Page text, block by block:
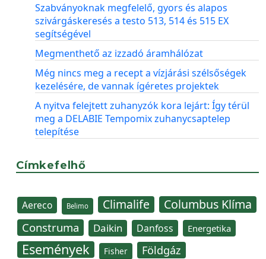
Szabványoknak megfelelő, gyors és alapos
szivárgáskeresés a testo 513, 514 és 515 EX
segítségével
Megmenthető az izzadó áramhálózat
Még nincs meg a recept a vízjárási szélsőségek
kezelésére, de vannak ígéretes projektek
A nyitva felejtett zuhanyzók kora lejárt: Így térül
meg a DELABIE Tempomix zuhanycsaptelep
telepítése
Címkefelhő
Aereco Belimo Climalife Columbus Klíma
Construma Daikin Danfoss Energetika
Események Fisher Földgáz